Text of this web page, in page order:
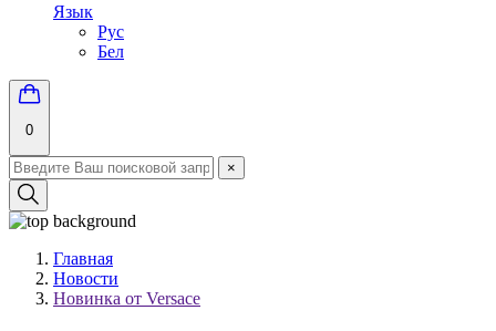
Язык
Рус
Бел
0
×
Главная
Новости
Новинка от Versace